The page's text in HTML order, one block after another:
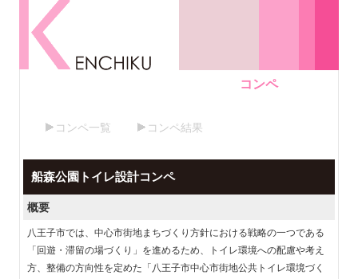
コンペ
コンペ一覧 コンペ結果
船森公園トイレ設計コンペ
概要
八王子市では、中心市街地まちづくり方針における戦略の一つである
「回遊・滞留の場づくり」を進めるため、トイレ環境への配慮や考え
方、整備の方向性を定めた「八王子市中心市街地公共トイレ環境づく